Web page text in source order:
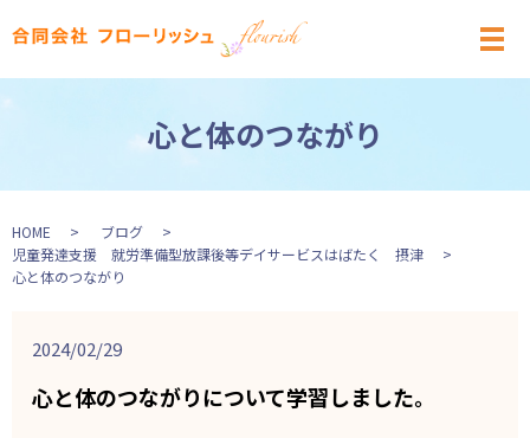
メ
心と体のつながり
HOME
ブログ
児童発達支援 就労準備型放課後等デイサービスはばたく 摂津
心と体のつながり
2024/02/29
心と体のつながりについて学習しました。